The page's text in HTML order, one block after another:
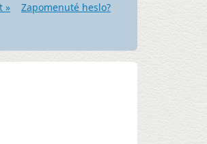
» Zapomenuté heslo?